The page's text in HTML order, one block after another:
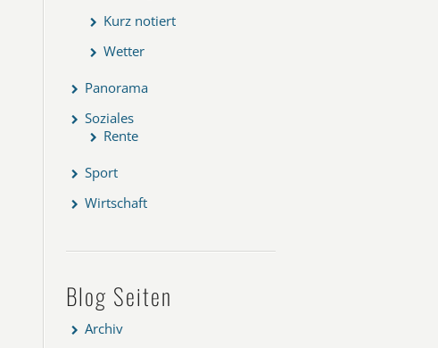
Kurz notiert
Wetter
Panorama
Soziales
Rente
Sport
Wirtschaft
Blog Seiten
Archiv